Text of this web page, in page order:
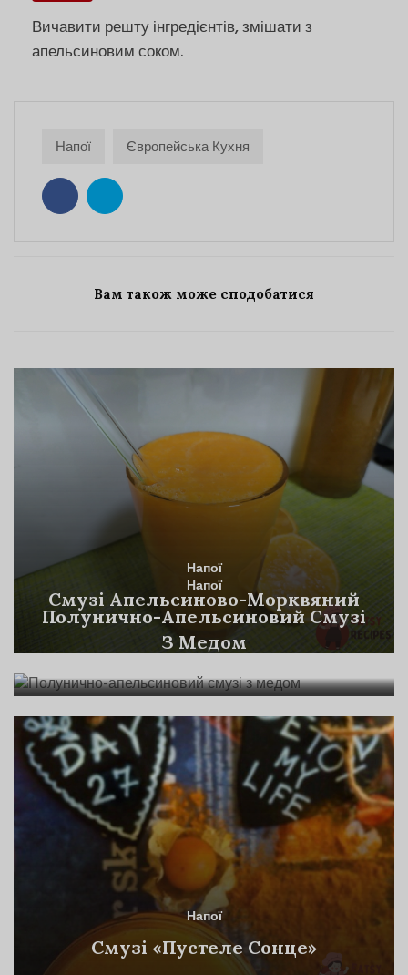
Вичавити решту інгредієнтів, змішати з
апельсиновим соком.
Напої Європейська Кухня
Вам також може сподобатися
Напої
Смузі Апельсиново-Морквяний
Напої
Полунично-Апельсиновий Смузі
З Медом
Напої
Смузі «Пустеле Сонце»